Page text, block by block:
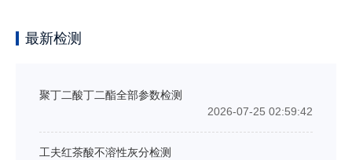
最新检测
聚丁二酸丁二酯全部参数检测
2026-07-25 02:59:42
工夫红茶酸不溶性灰分检测